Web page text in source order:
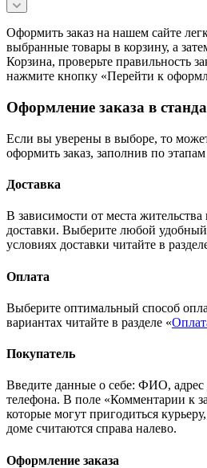
Оформить заказ на нашем сайте
выбранные товары в корзину, а
Корзина, проверьте правильность
нажмите кнопку «Перейти к
Оформление заказа в
Если вы уверены в выборе, то
оформить заказ, заполнив по
Доставка
В зависимости от места
доставки. Выберите любой
условиях доставки читайте в
Оплата
Выберите оптимальный способ
вариантах читайте в разделе «
Покупатель
Введите данные о себе: ФИО, адрес
телефона. В поле «Комментарии к
которые могут пригодиться
доме считаются справа налево.
Оформление заказа